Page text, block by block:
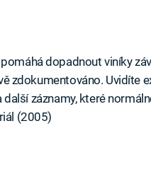
dopadnout viníky
zdokumentováno. Uvidíte
záznamy, které
(2005)